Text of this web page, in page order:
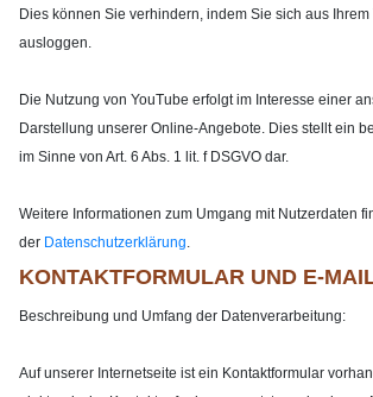
Dies können Sie verhindern, indem Sie sich aus
ausloggen.
Die Nutzung von YouTube erfolgt im Interesse einer
Darstellung unserer Online-Angebote. Dies stellt ein
im Sinne von Art. 6 Abs. 1 lit. f DSGVO dar.
Weitere Informationen zum Umgang mit Nutzerdaten
der Datenschutzerklärung.
KONTAKTFORMULAR UND E-
Beschreibung und Umfang der Datenverarbeitung:
Auf unserer Internetseite ist ein Kontaktformular